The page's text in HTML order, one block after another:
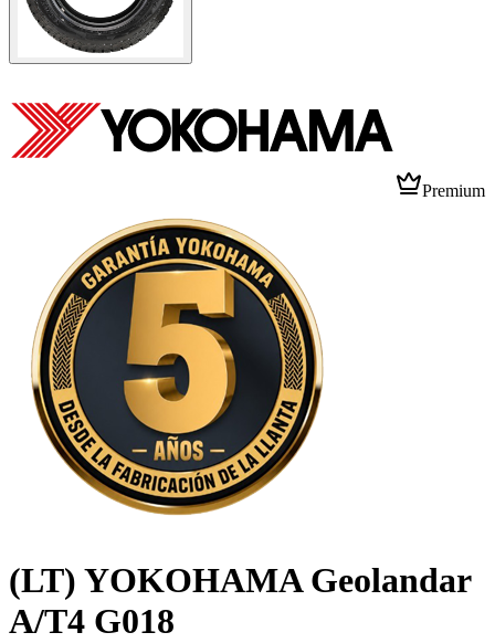
Premium
(LT) YOKOHAMA Geolandar
A/T4 G018